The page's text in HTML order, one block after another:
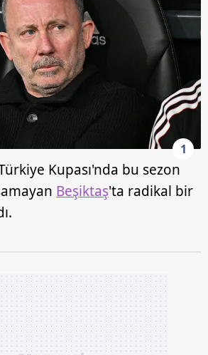
1
Kupası'nda bu sezon
Beşiktaş'ta radikal bir